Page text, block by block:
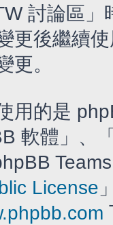
討論區
更後繼續
更。
用的是
軟體」、
License